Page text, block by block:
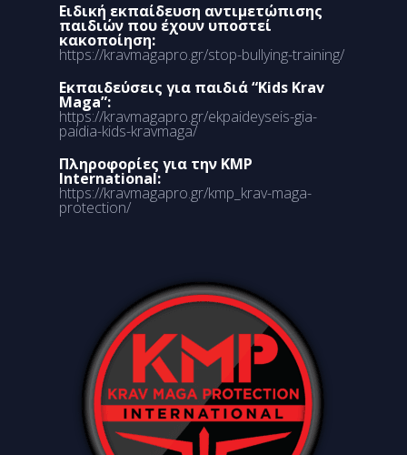
Ειδική εκπαίδευση αντιμετώπισης
παιδιών που έχουν υποστεί
κακοποίηση:
https://kravmagapro.gr/stop-bullying-training/
Εκπαιδεύσεις για παιδιά “Kids Krav
Maga”:
https://kravmagapro.gr/ekpaideyseis-gia-
paidia-kids-kravmaga/
Πληροφορίες για την KMP
International:
https://kravmagapro.gr/kmp_krav-maga-
protection/